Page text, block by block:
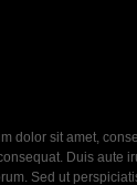
dolor sit amet,
Duis aute
Sed ut